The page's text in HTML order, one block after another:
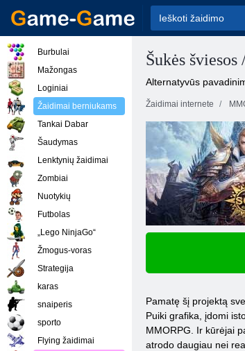
Šukės šviesos
Alternatyvūs
Žaidimai internete
Pamatę šį projektą
Puiki grafika, įdomi
MMORPG. Ir kūrėjai
atrodo daugiau nei
Burbulai
Mažongas
Loginiai
Žaidimai berniukams
Tankai Dabar
Šaudymas
Lenktynių žaidimai
Zombiai
Nuotykių
Futbolas
„Lego NinjaGo“
Žmogus-voras
Strategija
karas
snaiperis
sporto
Flying žaidimai